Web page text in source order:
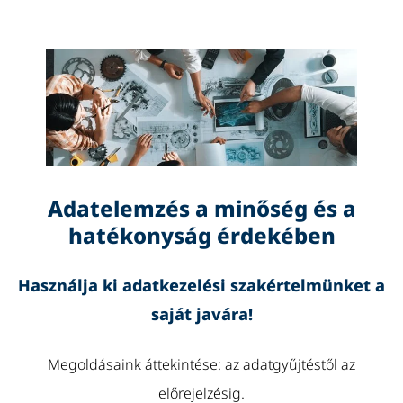
Adatelemzés a minőség és a
hatékonyság érdekében
Használja ki adatkezelési szakértelmünket a
saját javára!
Megoldásaink áttekintése: az adatgyűjtéstől az
előrejelzésig.